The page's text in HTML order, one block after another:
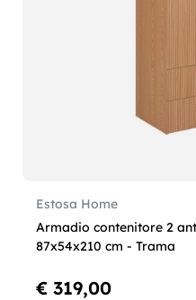
Estosa Home
Armadio contenitore 2
87x54x210 cm - Trama
€ 319,00